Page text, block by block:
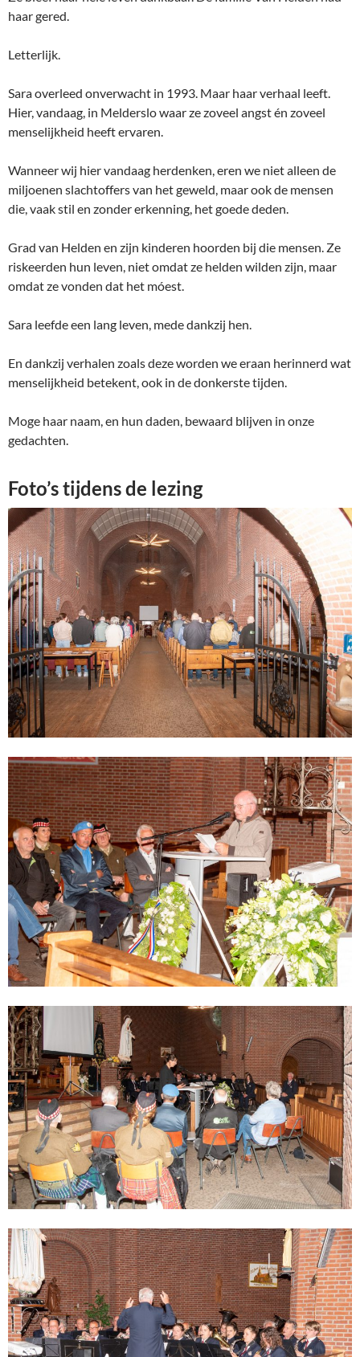
haar gered.
Letterlijk.
Sara overleed onverwacht in 1993. Maar haar verhaal leeft.
Hier, vandaag, in Melderslo waar ze zoveel angst én zoveel
menselijkheid heeft ervaren.
Wanneer wij hier vandaag herdenken, eren we niet alleen de
miljoenen slachtoffers van het geweld, maar ook de mensen
die, vaak stil en zonder erkenning, het goede deden.
Grad van Helden en zijn kinderen hoorden bij die mensen. Ze
riskeerden hun leven, niet omdat ze helden wilden zijn, maar
omdat ze vonden dat het móest.
Sara leefde een lang leven, mede dankzij hen.
En dankzij verhalen zoals deze worden we eraan herinnerd wat
menselijkheid betekent, ook in de donkerste tijden.
Moge haar naam, en hun daden, bewaard blijven in onze
gedachten.
Foto’s tijdens de lezing